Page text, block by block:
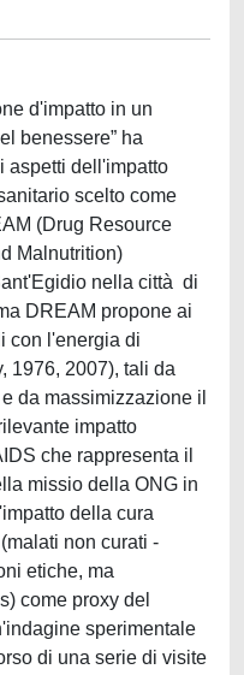
d'impatto in un
benessere” ha
aspetti dell'impatto
scelto come
(Drug Resource
Malnutrition)
nella città di
DREAM propone ai
con l'energia di
1976, 2007), tali da
da massimizzazione il
impatto
che rappresenta il
missio della ONG in
della cura
non curati -
etiche, ma
come proxy del
sperimentale
di una serie di visite